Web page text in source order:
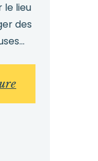
le lieu
des
:
Lutter